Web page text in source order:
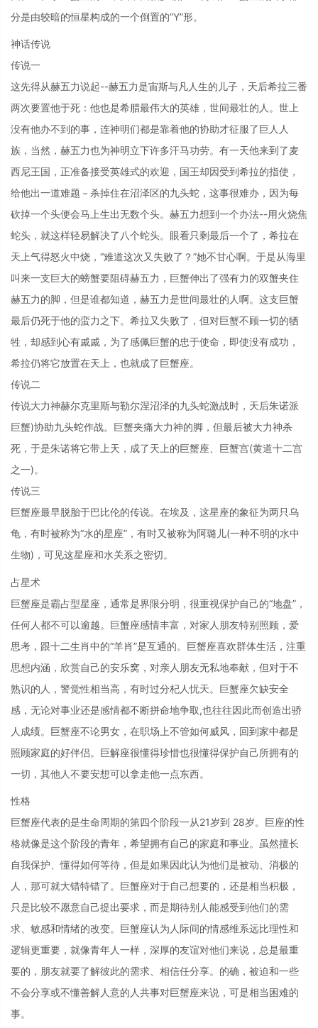
分是由较暗的恒星构成的一个倒置的“Y”形。
神话传说
传说一
这先得从赫五力说起--赫五力是宙斯与凡人生的儿子，天后希拉三番
两次要置他于死：他也是希腊最伟大的英雄，世间最壮的人。世上
没有他办不到的事，连神明们都是靠着他的协助才征服了巨人人
族，当然，赫五力也为神明立下许多汗马功劳。有一天他来到了麦
西尼王国，正准备接受英雄式的欢迎，国王却因受到希拉的指使，
给他出一道难题－杀掉住在沼泽区的九头蛇，这事很难办，因为每
砍掉一个头便会马上生出无数个头。赫五力想到一个办法--用火烧焦
蛇头，就这样轻易解决了八个蛇头。眼看只剩最后一个了，希拉在
天上气得怒火中烧，“难道这次又失败了？”她不甘心啊。于是从海里
叫来一支巨大的螃蟹要阻碍赫五力，巨蟹伸出了强有力的双蟹夹住
赫五力的脚，但是谁都知道，赫五力是世间最壮的人啊。这支巨蟹
最后仍死于他的蛮力之下。希拉又失败了，但对巨蟹不顾一切的牺
牲，却感到心有戚戚，为了感佩巨蟹的忠于使命，即使没有成功，
希拉仍将它放置在天上，也就成了巨蟹座。
传说二
传说大力神赫尔克里斯与勒尔涅沼泽的九头蛇激战时，天后朱诺派
巨蟹)协助九头蛇作战。巨蟹夹痛大力神的脚，但最后被大力神杀
死，于是朱诺将它带上天，成了天上的巨蟹座、巨蟹宫(黄道十二宫
之一)。
传说三
巨蟹座最早脱胎于巴比伦的传说。在埃及，这星座的象征为两只乌
龟，有时被称为“水的星座”，有时又被称为阿璐儿(一种不明的水中
生物)，可见这星座和水关系之密切。
占星术
巨蟹座是霸占型星座，通常是界限分明，很重视保护自己的“地盘”，
任何人都不可以逾越。巨蟹座感情丰富，对家人朋友特别照顾，爱
思考，跟十二生肖中的“羊肖”是互通的。巨蟹座喜欢群体生活，注重
思想内涵，欣赏自己的安乐窝，对亲人朋友无私地奉献，但对于不
熟识的人，警觉性相当高，有时过分杞人忧天。巨蟹座欠缺安全
感，无论对事业还是感情都不断拼命地争取,也往往因此而创造出骄
人成绩。巨蟹座不论男女，在职场上不管如何威风，回到家中都是
照顾家庭的好伴侣。巨解座很懂得珍惜也很懂得保护自己所拥有的
一切，其他人不要安想可以拿走他一点东西。
性格
巨蟹座代表的是生命周期的第四个阶段一从21岁到 28岁。巨座的性
格就像是这个阶段的青年，希望拥有自己的家庭和事业。虽然擅长
自我保护、懂得如何等待，但是如果因此认为他们是被动、消极的
人，那可就大错特错了。巨蟹座对于自己想要的，还是相当积极，
只是比较不愿意自己提出要求，而是期待别人能感受到他们的需
求、敏感和情绪的改变。巨蟹座认为人际间的情感维系远比理性和
逻辑更重要，就像青年人一样，深厚的友谊对他们来说，总是最重
要的，朋友就要了解彼此的需求、相信任分享。的确，被迫和一些
不会分享或不懂善解人意的人共事对巨蟹座来说，可是相当困难的
事。